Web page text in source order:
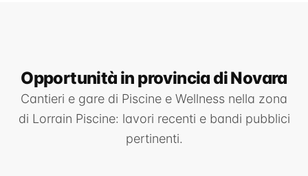
Opportunità in provincia di Novara
Cantieri e gare di Piscine e Wellness nella zona
di Lorrain Piscine: lavori recenti e bandi pubblici
pertinenti.